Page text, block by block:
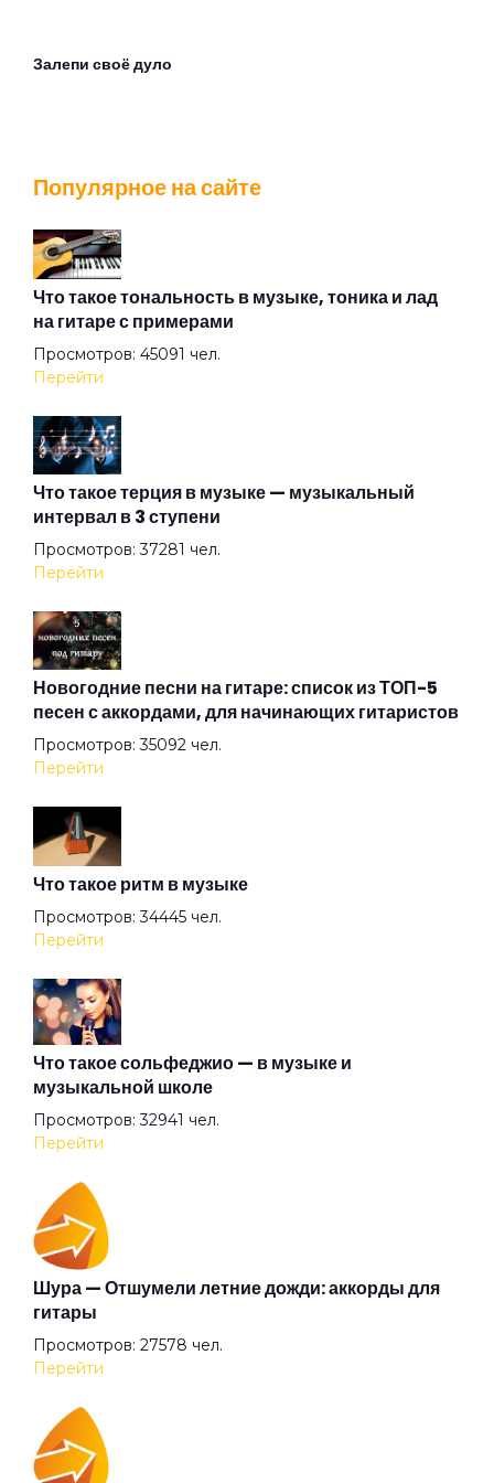
Залепи своё дуло
Игорь
Квартира в Москве
Котозависимость
Круглосуточно красивая женщина
Курица
Лучший подарок
Лучший секс это секс с женой
Люби меня
Маргарита
Милиционер-коррупционер
Море работы
Мы курим
Незабываемая
Новый год
Популярное на сайте
Что такое тональность в музыке, тоника и лад
на гитаре с примерами
Просмотров: 45091 чел.
Перейти
Что такое терция в музыке — музыкальный
интервал в 3 ступени
Просмотров: 37281 чел.
Перейти
Новогодние песни на гитаре: список из ТОП-5
песен с аккордами, для начинающих гитаристов
Просмотров: 35092 чел.
Перейти
Что такое ритм в музыке
Просмотров: 34445 чел.
Перейти
Что такое сольфеджио — в музыке и
музыкальной школе
Просмотров: 32941 чел.
Перейти
Шура — Отшумели летние дожди: аккорды для
гитары
Просмотров: 27578 чел.
Перейти